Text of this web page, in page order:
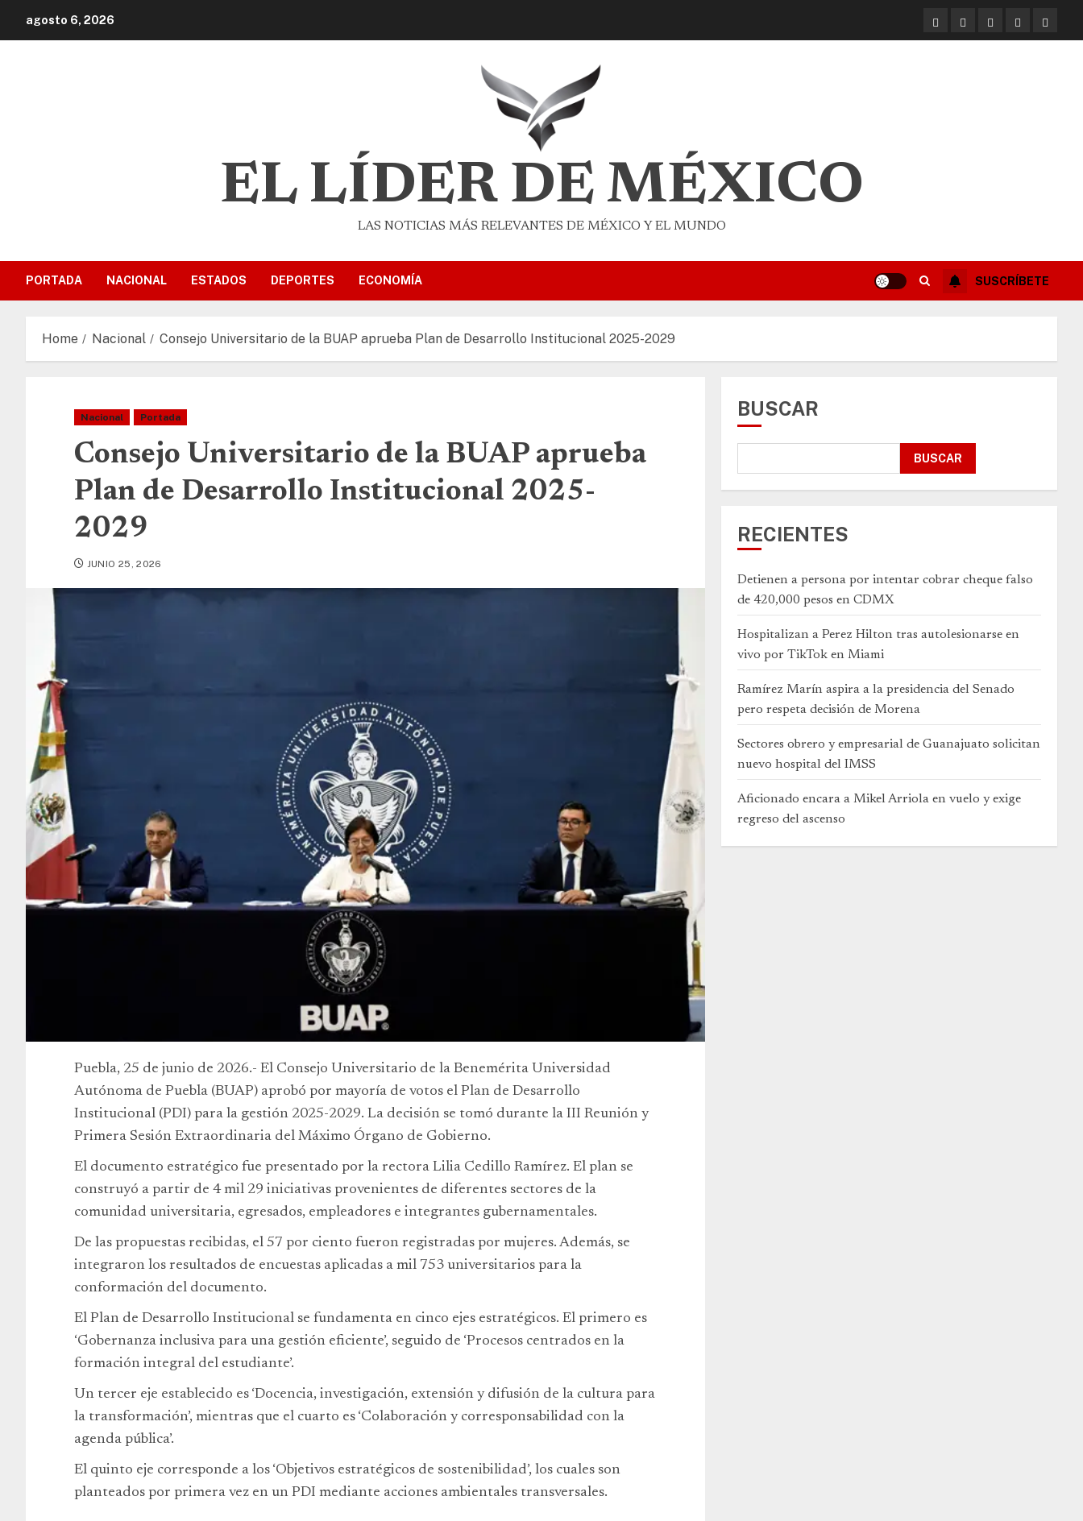
agosto 6, 2026
EL LÍDER DE MÉXICO
LAS NOTICIAS MÁS RELEVANTES DE MÉXICO Y EL MUNDO
PORTADA NACIONAL ESTADOS DEPORTES ECONOMÍA SUSCRÍBETE
Home Nacional Consejo Universitario de la BUAP aprueba Plan de Desarrollo Institucional 2025-2029
Nacional Portada
Consejo Universitario de la BUAP aprueba
Plan de Desarrollo Institucional 2025-
2029
JUNIO 25, 2026
Puebla, 25 de junio de 2026.- El Consejo Universitario de la Benemérita Universidad
Autónoma de Puebla (BUAP) aprobó por mayoría de votos el Plan de Desarrollo
Institucional (PDI) para la gestión 2025-2029. La decisión se tomó durante la III Reunión y
Primera Sesión Extraordinaria del Máximo Órgano de Gobierno.
El documento estratégico fue presentado por la rectora Lilia Cedillo Ramírez. El plan se
construyó a partir de 4 mil 29 iniciativas provenientes de diferentes sectores de la
comunidad universitaria, egresados, empleadores e integrantes gubernamentales.
De las propuestas recibidas, el 57 por ciento fueron registradas por mujeres. Además, se
integraron los resultados de encuestas aplicadas a mil 753 universitarios para la
conformación del documento.
El Plan de Desarrollo Institucional se fundamenta en cinco ejes estratégicos. El primero es
‘Gobernanza inclusiva para una gestión eficiente’, seguido de ‘Procesos centrados en la
formación integral del estudiante’.
Un tercer eje establecido es ‘Docencia, investigación, extensión y difusión de la cultura para
la transformación’, mientras que el cuarto es ‘Colaboración y corresponsabilidad con la
agenda pública’.
El quinto eje corresponde a los ‘Objetivos estratégicos de sostenibilidad’, los cuales son
planteados por primera vez en un PDI mediante acciones ambientales transversales.
BUSCAR
BUSCAR
RECIENTES
Detienen a persona por intentar cobrar cheque falso
de 420,000 pesos en CDMX
Hospitalizan a Perez Hilton tras autolesionarse en
vivo por TikTok en Miami
Ramírez Marín aspira a la presidencia del Senado
pero respeta decisión de Morena
Sectores obrero y empresarial de Guanajuato solicitan
nuevo hospital del IMSS
Aficionado encara a Mikel Arriola en vuelo y exige
regreso del ascenso